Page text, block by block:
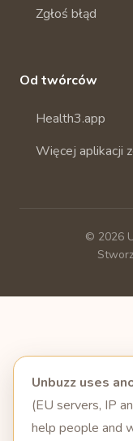
Zgłoś błąd
Od twórców
Health3.app
Więcej aplikacji
© 2026
Unbuzz uses
(EU servers, IP
help people and